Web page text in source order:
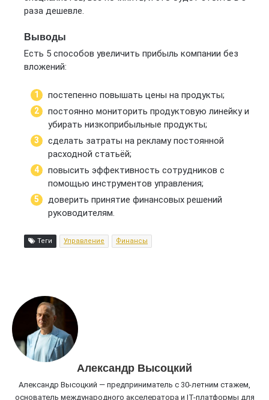
раза дешевле.
Выводы
Есть 5 способов увеличить прибыль компании без
вложений:
постепенно повышать цены на продукты;
постоянно мониторить продуктовую линейку и
убирать низкоприбыльные продукты;
сделать затраты на рекламу постоянной
расходной статьёй;
повысить эффективность сотрудников с
помощью инструментов управления;
доверить принятие финансовых решений
руководителям.
Теги Управление Финансы
Александр Высоцкий
Александр Высоцкий — предприниматель с 30-летним стажем,
основатель международного акселератора и IT-платформы для